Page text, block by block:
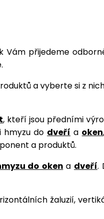
přijedeme
a vyberte si z
, kteří jsou předními
do dveří a oken,
a produktů.
do oken a dveří.
žaluzií,